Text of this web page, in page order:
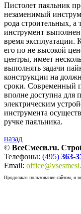
Пистолет паяльник
незаменимый
рода строительных, а
инструмент
время эксплуатации.
его по не высокой
центры, имеет
выполнять задачи
конструкции на
сроки. Современный
вполне доступна для
электрическим
инструмента
ручке паяльника.
назад
© ВсеСмеси.ru.
Телефоны: (495) 363-
Email:
Продолжая пользование сайтом, я